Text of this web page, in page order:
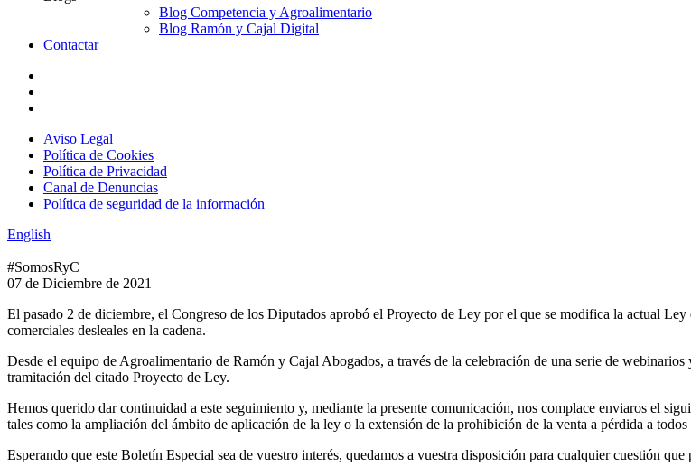
Blog Competencia y Agroalimentario
Blog Ramón y Cajal Digital
Contactar
Aviso Legal
Política de Cookies
Política de Privacidad
Canal de Denuncias
Política de seguridad de la información
English
#SomosRyC
07 de Diciembre de 2021
El pasado 2 de diciembre, el Congreso de los Diputados aprobó el Proyecto de Ley por el que se modifica la actual
comerciales desleales en la cadena.
Desde el equipo de Agroalimentario de Ramón y Cajal Abogados, a través de la celebración de una serie de
tramitación del citado Proyecto de Ley.
Hemos querido dar continuidad a este seguimiento y, mediante la presente comunicación, nos complace enviaros el
tales como la ampliación del ámbito de aplicación de la ley o la extensión de la prohibición de la venta a pérdida a todos
Esperando que este Boletín Especial sea de vuestro interés, quedamos a vuestra disposición para cualquier cuestión que